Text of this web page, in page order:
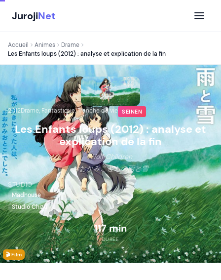
contenu
JurojiNet
Accueil Animes
Drame
Les Enfants loups (2012) : analyse et explication de la fin
🎬 Film
2012Drame, Fantastique, Tranche de vie SEINEN
Les Enfants loups (2012) : analyse et
explication de la fin
Wolf Children
おおかみこどもの雨と雪
STUDIO
Madhouse
Studio Chizu
117 min
DURÉE